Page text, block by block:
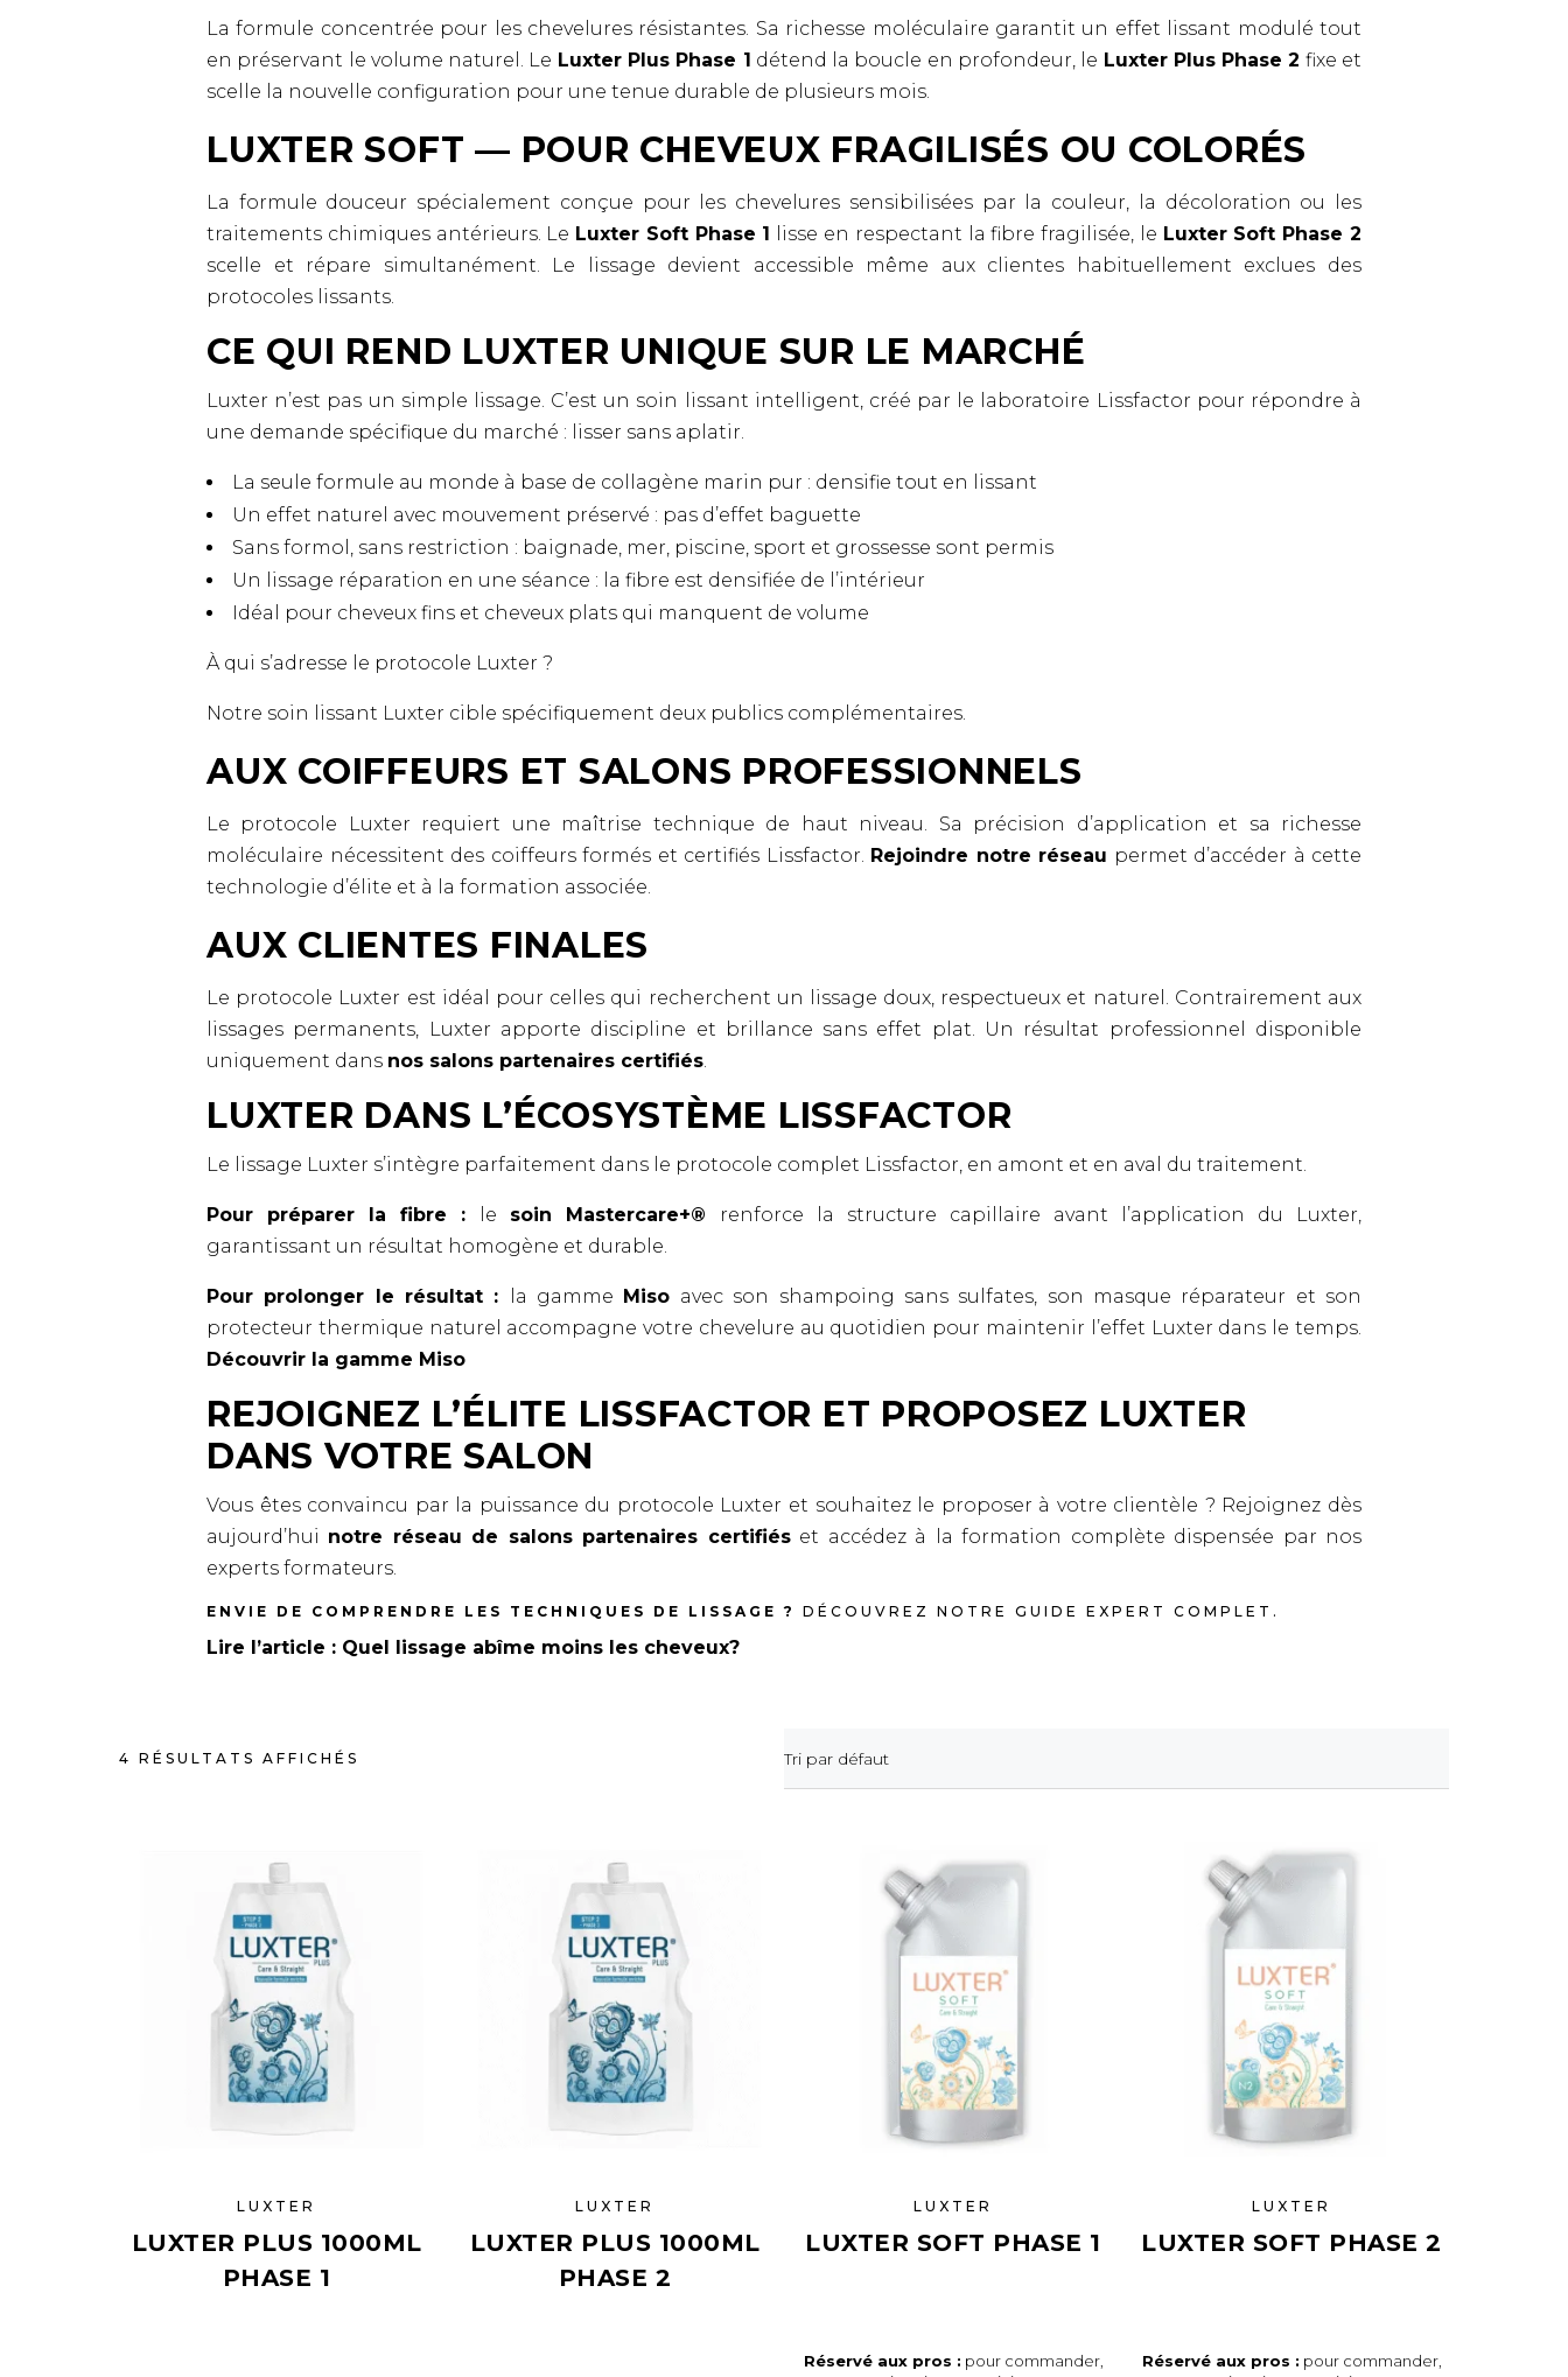
La formule concentrée pour les chevelures résistantes. Sa richesse moléculaire garantit un effet lissant modulé tout
en préservant le volume naturel. Le Luxter Plus Phase 1 détend la boucle en profondeur, le Luxter Plus Phase 2 fixe et
scelle la nouvelle configuration pour une tenue durable de plusieurs mois.
LUXTER SOFT — POUR CHEVEUX FRAGILISÉS OU COLORÉS
La formule douceur spécialement conçue pour les chevelures sensibilisées par la couleur, la décoloration ou les
traitements chimiques antérieurs. Le Luxter Soft Phase 1 lisse en respectant la fibre fragilisée, le Luxter Soft Phase 2
scelle et répare simultanément. Le lissage devient accessible même aux clientes habituellement exclues des
protocoles lissants.
CE QUI REND LUXTER UNIQUE SUR LE MARCHÉ
Luxter n’est pas un simple lissage. C’est un soin lissant intelligent, créé par le laboratoire Lissfactor pour répondre à
une demande spécifique du marché : lisser sans aplatir.
La seule formule au monde à base de collagène marin pur : densifie tout en lissant
Un effet naturel avec mouvement préservé : pas d’effet baguette
Sans formol, sans restriction : baignade, mer, piscine, sport et grossesse sont permis
Un lissage réparation en une séance : la fibre est densifiée de l’intérieur
Idéal pour cheveux fins et cheveux plats qui manquent de volume
À qui s’adresse le protocole Luxter ?
Notre soin lissant Luxter cible spécifiquement deux publics complémentaires.
AUX COIFFEURS ET SALONS PROFESSIONNELS
Le protocole Luxter requiert une maîtrise technique de haut niveau. Sa précision d’application et sa richesse
moléculaire nécessitent des coiffeurs formés et certifiés Lissfactor. Rejoindre notre réseau permet d’accéder à cette
technologie d’élite et à la formation associée.
AUX CLIENTES FINALES
Le protocole Luxter est idéal pour celles qui recherchent un lissage doux, respectueux et naturel. Contrairement aux
lissages permanents, Luxter apporte discipline et brillance sans effet plat. Un résultat professionnel disponible
uniquement dans nos salons partenaires certifiés.
LUXTER DANS L’ÉCOSYSTÈME LISSFACTOR
Le lissage Luxter s’intègre parfaitement dans le protocole complet Lissfactor, en amont et en aval du traitement.
Pour préparer la fibre : le soin Mastercare+® renforce la structure capillaire avant l’application du Luxter,
garantissant un résultat homogène et durable.
Pour prolonger le résultat : la gamme Miso avec son shampoing sans sulfates, son masque réparateur et son
protecteur thermique naturel accompagne votre chevelure au quotidien pour maintenir l’effet Luxter dans le temps.
Découvrir la gamme Miso
REJOIGNEZ L’ÉLITE LISSFACTOR ET PROPOSEZ LUXTER
DANS VOTRE SALON
Vous êtes convaincu par la puissance du protocole Luxter et souhaitez le proposer à votre clientèle ? Rejoignez dès
aujourd’hui notre réseau de salons partenaires certifiéset accédez à la formation complète dispensée par nos
experts formateurs.
ENVIE DE COMPRENDRE LES TECHNIQUES DE LISSAGE ? DÉCOUVREZ NOTRE GUIDE EXPERT COMPLET.
Lire l’article : Quel lissage abîme moins les cheveux?
4 RÉSULTATS AFFICHÉS Tri par défaut
LUXTER
LUXTER PLUS 1000ML
PHASE 1
LUXTER
LUXTER PLUS 1000ML
PHASE 2
LUXTER
LUXTER SOFT PHASE 1
Réservé aux pros : pour commander,
LUXTER
LUXTER SOFT PHASE 2
Réservé aux pros : pour commander,